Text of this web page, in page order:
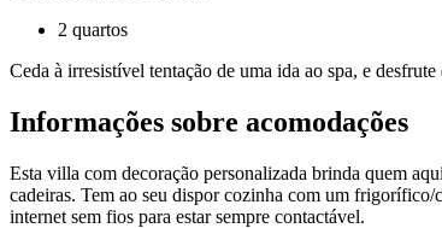
2 quartos
Ceda à irresistível tentação de uma ida ao spa, e
Informações sobre acomodações
Esta villa com decoração personalizada brinda quem
cadeiras. Tem ao seu dispor cozinha com um
internet sem fios para estar sempre contactável.